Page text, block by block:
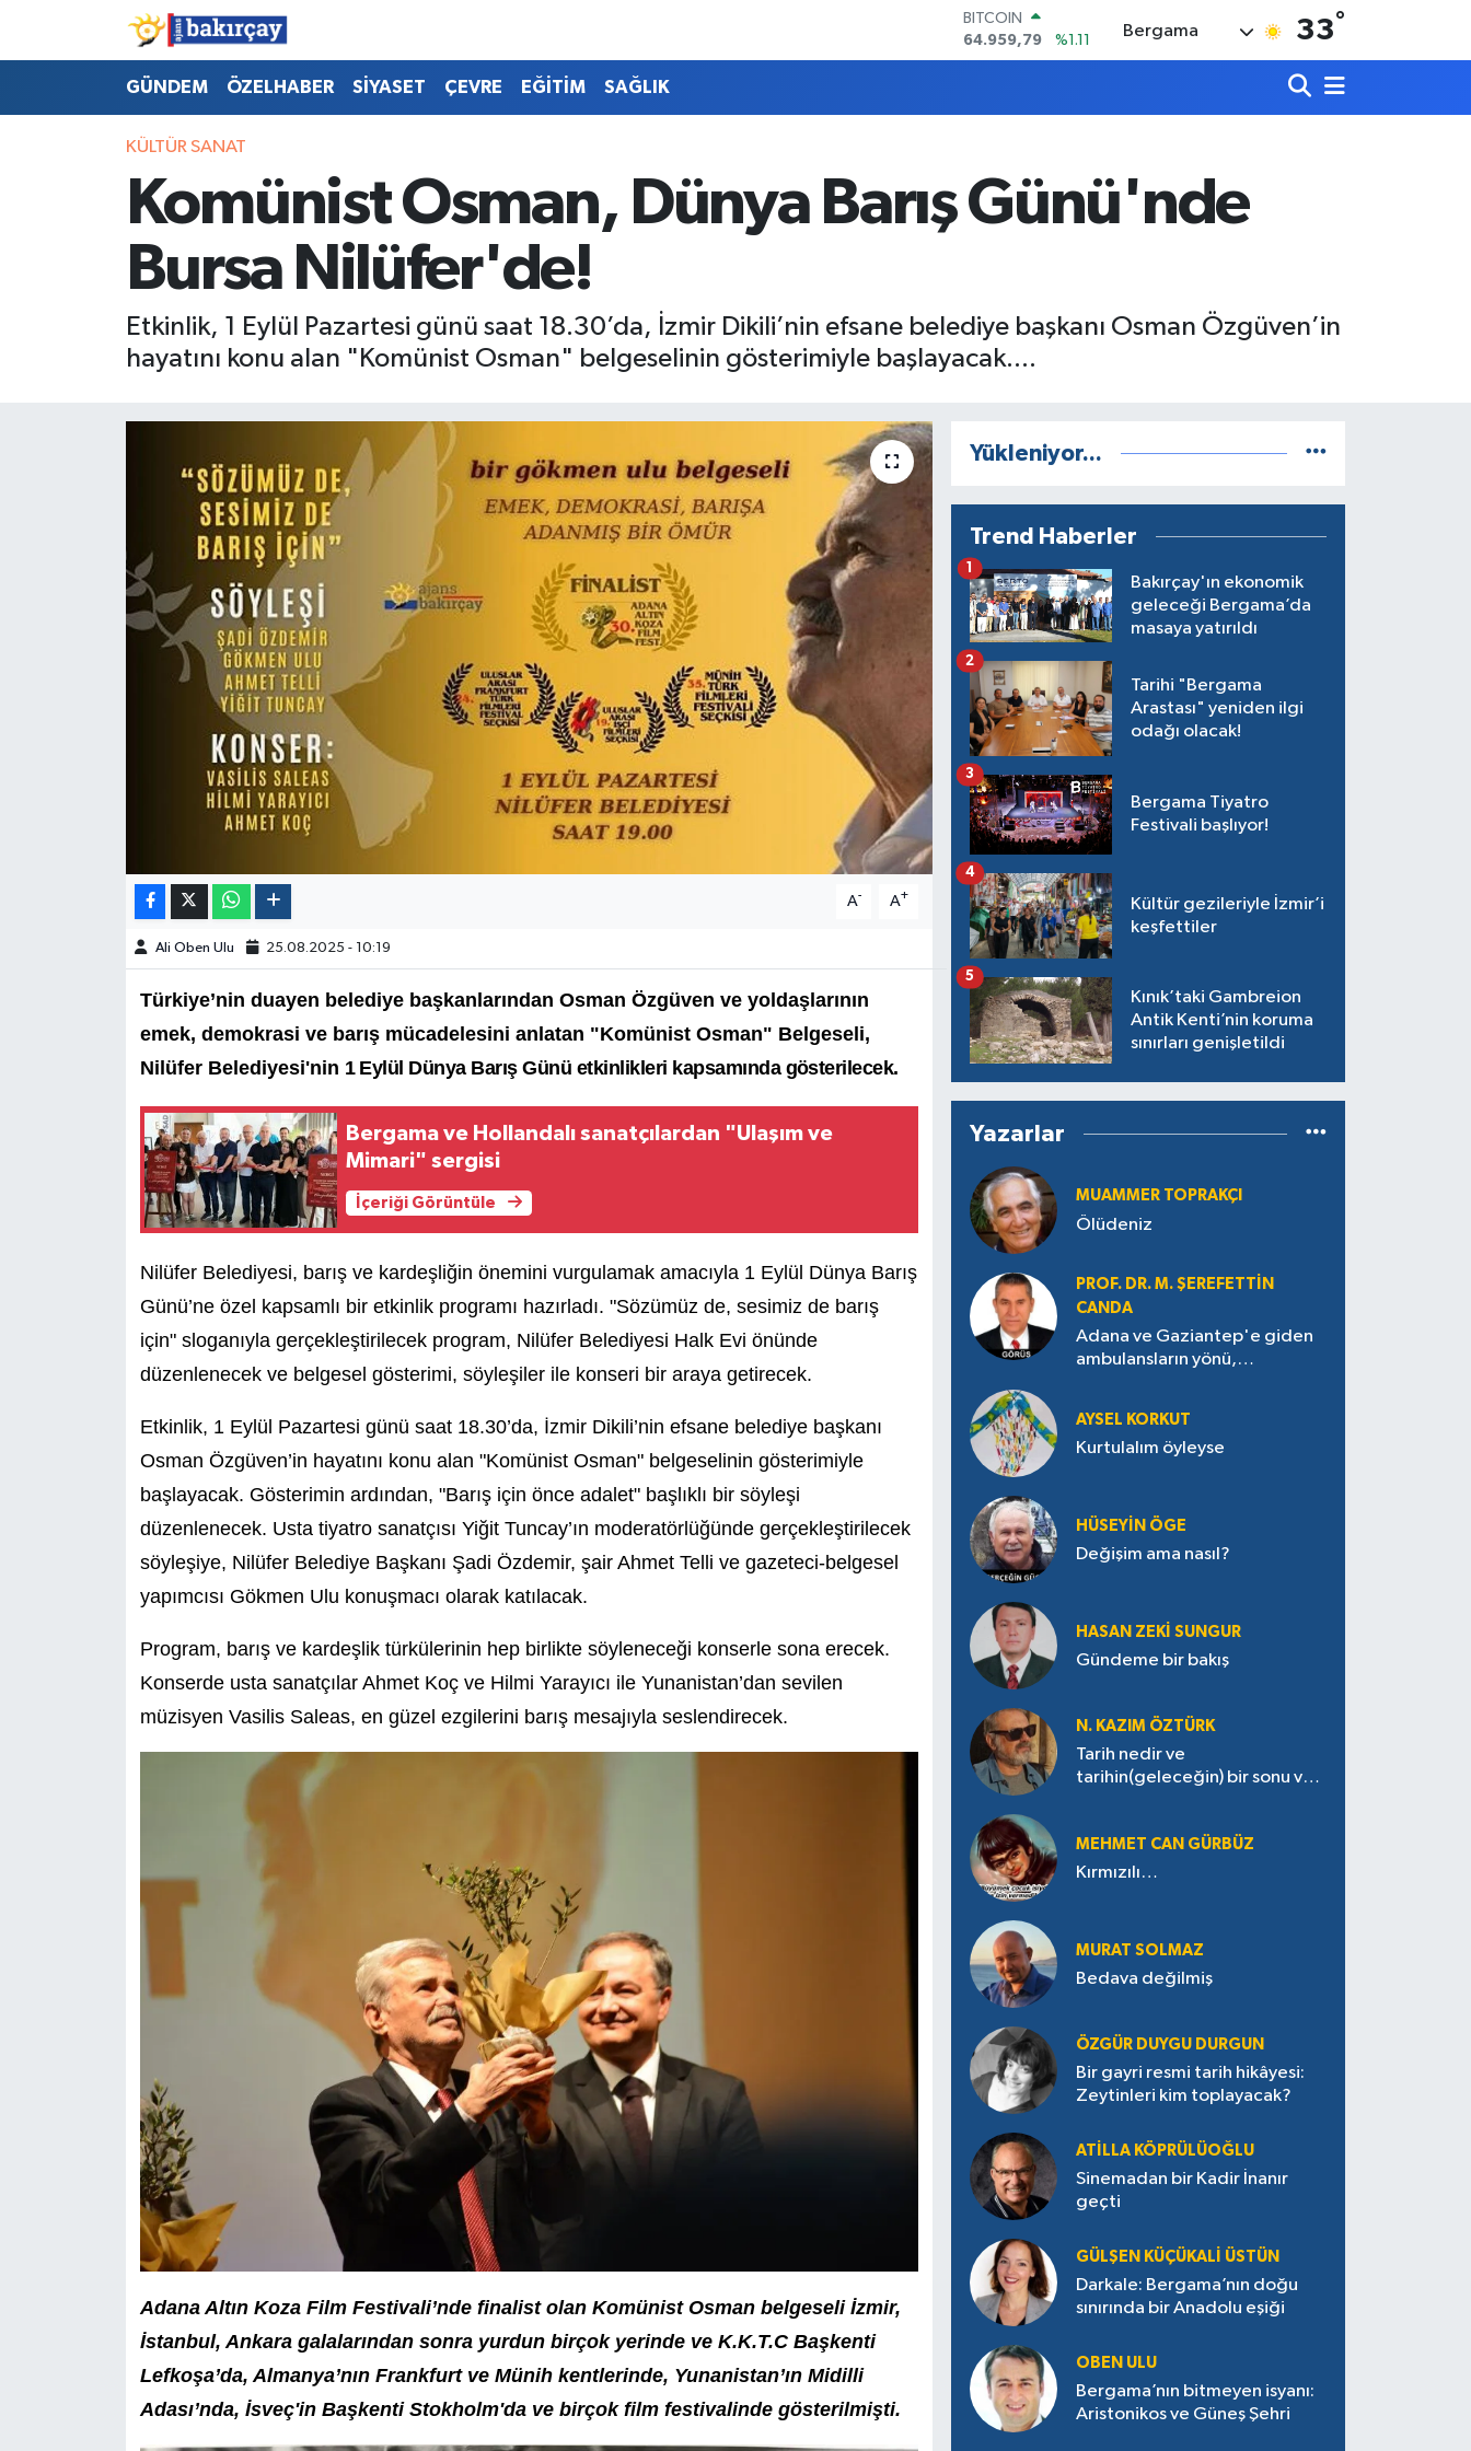
DOLAR
47,7436
%0.18
EURO
BİST100
13.779
%-14
Bergama 33°
GÜNDEM ÖZELHABER SİYASET ÇEVRE EĞİTİM SAĞLIK
KÜLTÜR SANAT
Komünist Osman, Dünya Barış Günü'nde
Bursa Nilüfer'de!
Etkinlik, 1 Eylül Pazartesi günü saat 18.30’da, İzmir Dikili’nin efsane belediye başkanı Osman Özgüven’in
hayatını konu alan "Komünist Osman" belgeselinin gösterimiyle başlayacak....
A- A+
Ali Oben Ulu 25.08.2025 - 10:19
Türkiye’nin duayen belediye başkanlarından Osman Özgüven ve yoldaşlarının
emek, demokrasi ve barış mücadelesini anlatan "Komünist Osman" Belgeseli,
Nilüfer Belediyesi'nin 1 Eylül Dünya Barış Günü etkinlikleri kapsamında gösterilecek.
Bergama ve Hollandalı sanatçılardan "Ulaşım ve
Mimari" sergisi
İçeriği Görüntüle
Nilüfer Belediyesi, barış ve kardeşliğin önemini vurgulamak amacıyla 1 Eylül Dünya Barış
Günü’ne özel kapsamlı bir etkinlik programı hazırladı. "Sözümüz de, sesimiz de barış
için" sloganıyla gerçekleştirilecek program, Nilüfer Belediyesi Halk Evi önünde
düzenlenecek ve belgesel gösterimi, söyleşiler ile konseri bir araya getirecek.
Etkinlik, 1 Eylül Pazartesi günü saat 18.30’da, İzmir Dikili’nin efsane belediye başkanı
Osman Özgüven’in hayatını konu alan "Komünist Osman" belgeselinin gösterimiyle
başlayacak. Gösterimin ardından, "Barış için önce adalet" başlıklı bir söyleşi
düzenlenecek. Usta tiyatro sanatçısı Yiğit Tuncay’ın moderatörlüğünde gerçekleştirilecek
söyleşiye, Nilüfer Belediye Başkanı Şadi Özdemir, şair Ahmet Telli ve gazeteci-belgesel
yapımcısı Gökmen Ulu konuşmacı olarak katılacak.
Program, barış ve kardeşlik türkülerinin hep birlikte söyleneceği konserle sona erecek.
Konserde usta sanatçılar Ahmet Koç ve Hilmi Yarayıcı ile Yunanistan’dan sevilen
müzisyen Vasilis Saleas, en güzel ezgilerini barış mesajıyla seslendirecek.
Adana Altın Koza Film Festivali’nde finalist olan Komünist Osman belgeseli İzmir,
İstanbul, Ankara galalarından sonra yurdun birçok yerinde ve K.K.T.C Başkenti
Lefkoşa’da, Almanya’nın Frankfurt ve Münih kentlerinde, Yunanistan’ın Midilli
Adası’nda, İsveç'in Başkenti Stokholm'da ve birçok film festivalinde gösterilmişti.
Yükleniyor...
Trend Haberler
Bakırçay'ın ekonomik
geleceği Bergama’da
masaya yatırıldı
1
Tarihi "Bergama
Arastası" yeniden ilgi
odağı olacak!
2
Bergama Tiyatro
Festivali başlıyor!
3
Kültür gezileriyle İzmir’i
keşfettiler
4
Kınık’taki Gambreion
Antik Kenti’nin koruma
sınırları genişletildi
5
Yazarlar
MUAMMER TOPRAKÇI
Ölüdeniz
PROF. DR. M. ŞEREFETTIN
CANDA
Adana ve Gaziantep'e giden
ambulansların yönü,
AYSEL KORKUT
Kurtulalım öyleyse
HÜSEYIN ÖGE
Değişim ama nasıl?
HASAN ZEKI SUNGUR
Gündeme bir bakış
N. KAZIM ÖZTÜRK
Tarih nedir ve
tarihin(geleceğin) bir sonu var
MEHMET CAN GÜRBÜZ
Kırmızılı…
MURAT SOLMAZ
Bedava değilmiş
ÖZGÜR DUYGU DURGUN
Bir gayri resmi tarih hikâyesi:
Zeytinleri kim toplayacak?
ATILLA KÖPRÜLÜOĞLU
Sinemadan bir Kadir İnanır
geçti
GÜLŞEN KÜÇÜKALI ÜSTÜN
Darkale: Bergama’nın doğu
sınırında bir Anadolu eşiği
OBEN ULU
Bergama’nın bitmeyen isyanı:
Aristonikos ve Güneş Şehri
İzmir Nöbetçi Eczaneler
İzmir Hava Durumu
İzmir Namaz Vakitleri
İzmir Trafik Yoğunluk Haritası
Tüm Manşetler
Son Dakika Haberleri